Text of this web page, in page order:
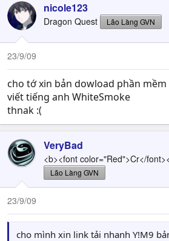
nicole123
Dragon Quest Lão Làng GVN
23/9/09
cho tớ xin bản dowload phần
viết tiếng anh WhiteSmoke
thnak :(
VeryBad
<b><font color="Red">Cr</
Lão Làng GVN
23/9/09
cho mình xin link tải nhanh Y!M9